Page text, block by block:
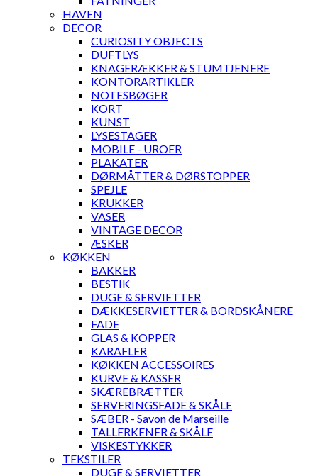
HAVEN
DECOR
CURIOSITY OBJECTS
DUFTLYS
KNAGERÆKKER & STUMTJENERE
KONTORARTIKLER
NOTESBØGER
KORT
KUNST
LYSESTAGER
MOBILE - UROER
PLAKATER
DØRMÅTTER & DØRSTOPPER
SPEJLE
KRUKKER
VASER
VINTAGE DECOR
ÆSKER
KØKKEN
BAKKER
BESTIK
DUGE & SERVIETTER
DÆKKESERVIETTER & BORDSKÅNERE
FADE
GLAS & KOPPER
KARAFLER
KØKKEN ACCESSOIRES
KURVE & KASSER
SKÆREBRÆTTER
SERVERINGSFADE & SKÅLE
SÆBER - Savon de Marseille
TALLERKENER & SKÅLE
VISKESTYKKER
TEKSTILER
DUGE & SERVIETTER